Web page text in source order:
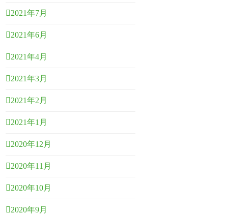
2021年7月
2021年6月
2021年4月
2021年3月
2021年2月
2021年1月
2020年12月
2020年11月
2020年10月
2020年9月